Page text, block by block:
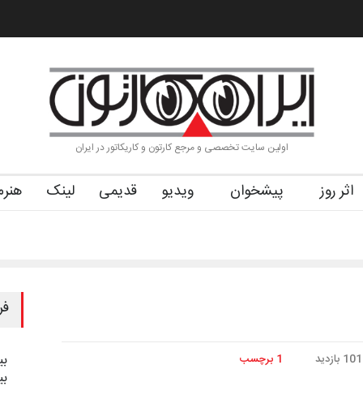
اولین سایت تخصصی و مرجع کارتون و کاریکاتور در ایران
اثر روز پیشخوان ویدیو قدیمی لینک
101 بازدید 1 برچسب